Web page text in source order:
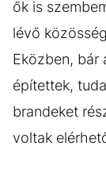
ők is
lévő
Eközben, bár
építettek,
brandeket
voltak